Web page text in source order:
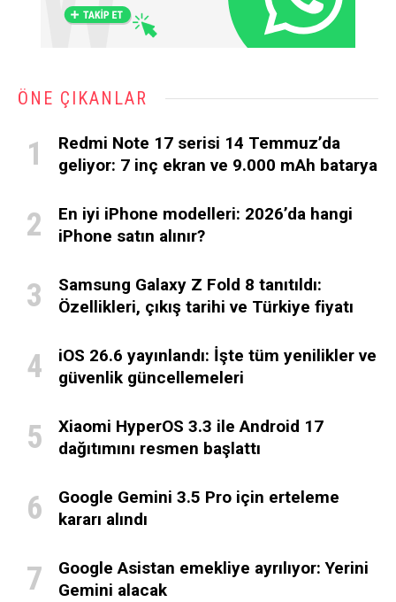
ÖNE ÇIKANLAR
Redmi Note 17 serisi 14 Temmuz’da
geliyor: 7 inç ekran ve 9.000 mAh batarya
En iyi iPhone modelleri: 2026’da hangi
iPhone satın alınır?
Samsung Galaxy Z Fold 8 tanıtıldı:
Özellikleri, çıkış tarihi ve Türkiye fiyatı
iOS 26.6 yayınlandı: İşte tüm yenilikler ve
güvenlik güncellemeleri
Xiaomi HyperOS 3.3 ile Android 17
dağıtımını resmen başlattı
Google Gemini 3.5 Pro için erteleme
kararı alındı
Google Asistan emekliye ayrılıyor: Yerini
Gemini alacak